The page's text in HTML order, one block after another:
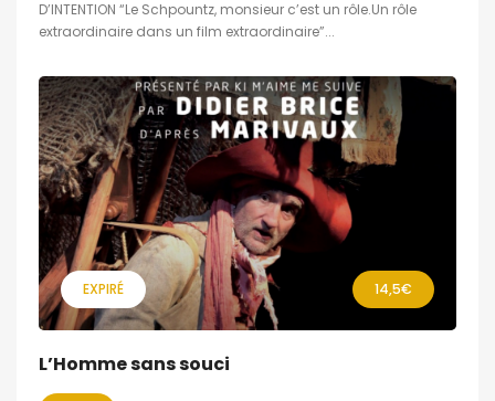
D’INTENTION “Le Schpountz, monsieur c’est un rôle.Un rôle
extraordinaire dans un film extraordinaire”...
EXPIRÉ 14,5€
L’Homme sans souci